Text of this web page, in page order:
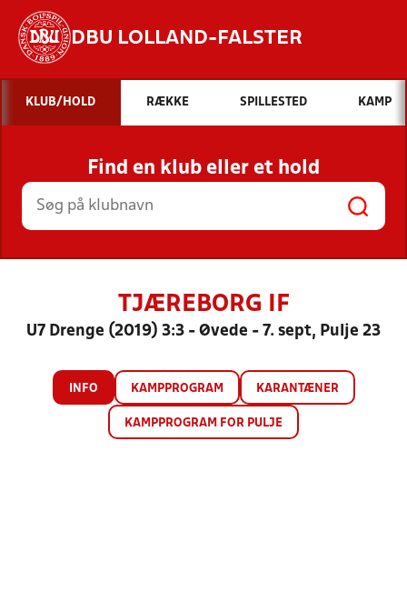
DBU LOLLAND-FALSTER
Hvad vil du søge efter?
INDHOLD OG NYHEDER
STILLINGER, RESULTATER, KLUBBER OG
HOLD
KLUB/HOLD RÆKKE SPILLESTED KAMP
Find en klub eller et hold
TJÆREBORG IF
U7 Drenge (2019) 3:3 - Øvede - 7. sept, Pulje 23
INFO KAMPPROGRAM KARANTÆNER
KAMPPROGRAM FOR PULJE